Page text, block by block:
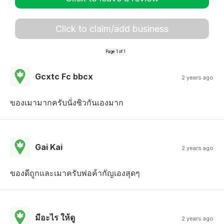
Click to claim/add business
Page 1 of 1
Gcxtc Fc bbcx 2 years ago
ของเมามากครับนั่งชิวกันเองมาก
Gai Kai 2 years ago
ของดีถูกและเมาครับพ่อค้ากัญเองสุดๆ
มีอะไร ให้ดู 2 years ago